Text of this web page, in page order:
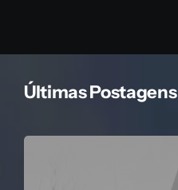
Últimas Postagens